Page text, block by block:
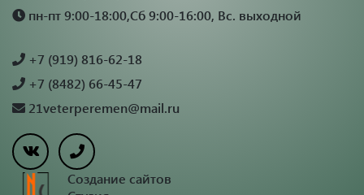
пн-пт 9:00-18:00,Сб 9:00-16:00, Вс. выходной
+7 (919) 816-62-18
+7 (8482) 66-45-47
21veterperemen@mail.ru
Создание сайтов